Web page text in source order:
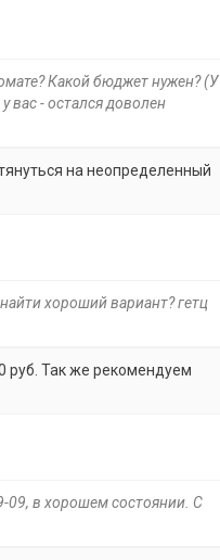
Какой бюджет нужен? (У
вас - остался доволен
на неопределенный
хороший вариант? гетц
руб. Так же рекомендуем
09, в хорошем состоянии. С